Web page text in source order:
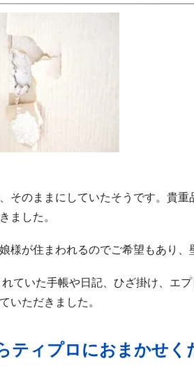
そのままにしていたそうです。貴
ました。
様が住まわれるのでご希望もあり
ていた手帳や日記、ひざ掛け、エ
いただきました。
ティプロにおまかせく